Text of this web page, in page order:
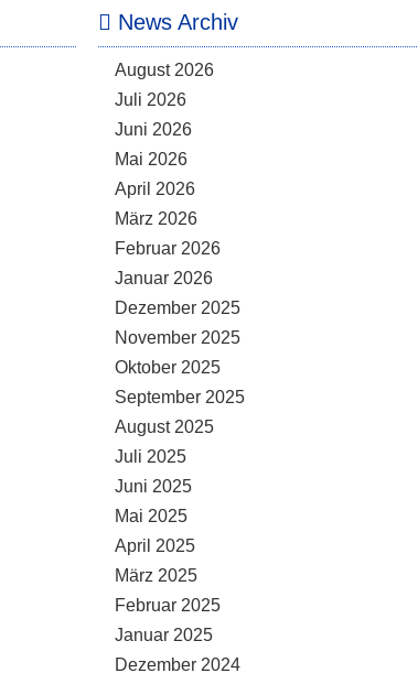
News Archiv
August 2026
Juli 2026
Juni 2026
Mai 2026
April 2026
März 2026
Februar 2026
Januar 2026
Dezember 2025
November 2025
Oktober 2025
September 2025
August 2025
Juli 2025
Juni 2025
Mai 2025
April 2025
März 2025
Februar 2025
Januar 2025
Dezember 2024